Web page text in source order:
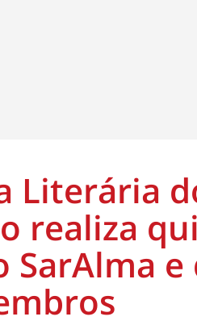
Literária
realiza
SarAlma e